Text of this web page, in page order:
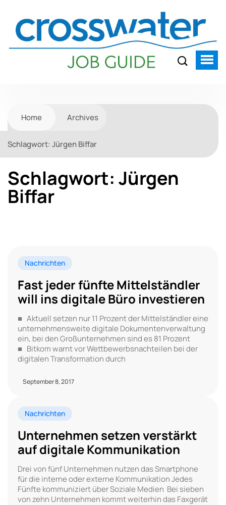
Home Archives
Schlagwort: Jürgen Biffar
Schlagwort: Jürgen
Biffar
Nachrichten
Fast jeder fünfte Mittelständler
will ins digitale Büro investieren
■ Aktuell setzen nur 11 Prozent der Mittelständler eine
unternehmensweite digitale Dokumentenverwaltung
ein, bei den Großunternehmen sind es 81 Prozent
■ Bitkom warnt vor Wettbewerbsnachteilen bei der
digitalen Transformation durch
September 8, 2017
Nachrichten
Unternehmen setzen verstärkt
auf digitale Kommunikation
Drei von fünf Unternehmen nutzen das Smartphone
für die interne oder externe Kommunikation Jedes
Fünfte kommuniziert über Soziale Medien Bei sieben
von zehn Unternehmen kommt weiterhin das Faxgerät